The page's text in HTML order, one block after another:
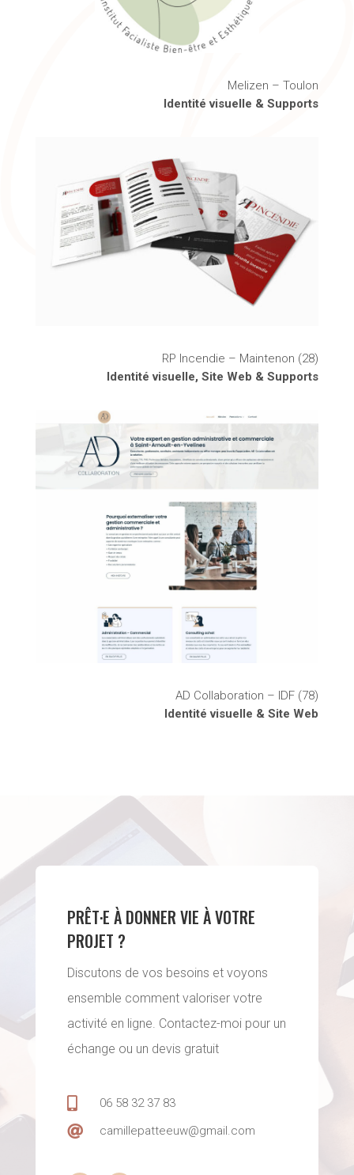
Melizen – Toulon
Identité visuelle & Supports
RP Incendie – Maintenon (28)
Identité visuelle, Site Web & Supports
AD Collaboration – IDF (78)
Identité visuelle & Site Web
PRÊT·E À DONNER VIE À VOTRE
PROJET ?
Discutons de vos besoins et voyons
ensemble comment valoriser votre
activité en ligne. Contactez-moi pour un
échange ou un devis gratuit
 06 58 32 37 83
 camillepatteeuw@gmail.com